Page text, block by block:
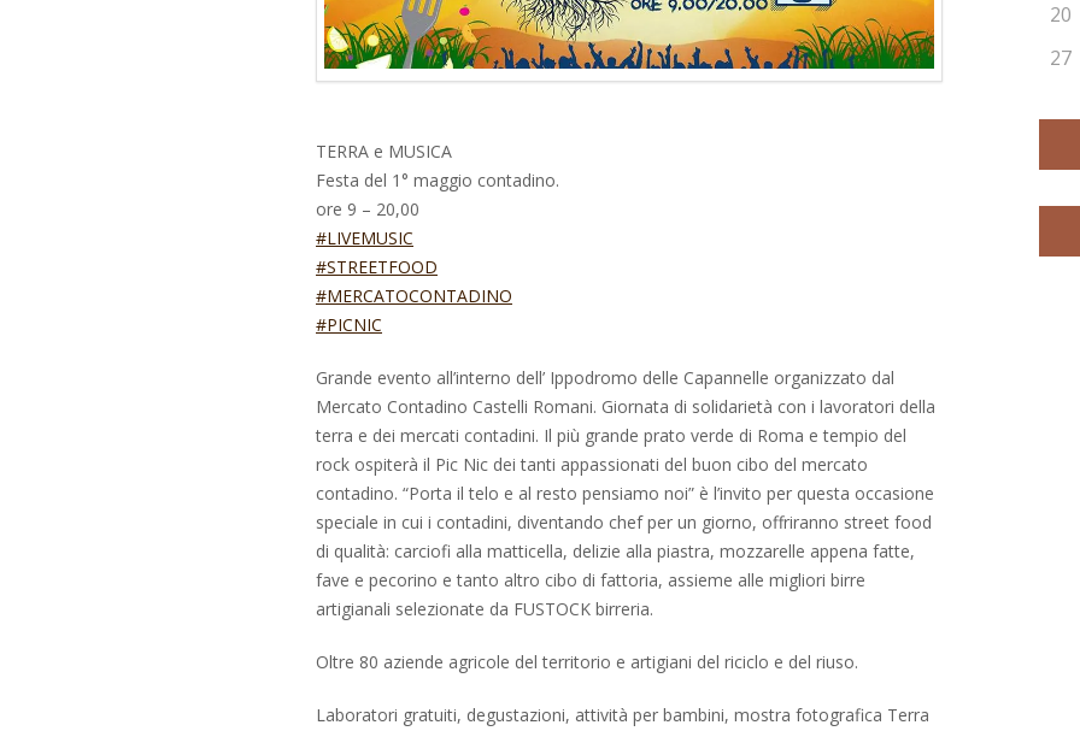
TERRA e MUSICA
Festa del 1° maggio contadino.
ore 9 – 20,00
#LIVEMUSIC
#STREETFOOD
#MERCATOCONTADINO
#PICNIC
Grande evento all’interno dell’ Ippodromo delle Capannelle organizzato dal
Mercato Contadino Castelli Romani. Giornata di solidarietà con i lavoratori della
terra e dei mercati contadini. Il più grande prato verde di Roma e tempio del
rock ospiterà il Pic Nic dei tanti appassionati del buon cibo del mercato
contadino. “Porta il telo e al resto pensiamo noi” è l’invito per questa occasione
speciale in cui i contadini, diventando chef per un giorno, offriranno street food
di qualità: carciofi alla matticella, delizie alla piastra, mozzarelle appena fatte,
fave e pecorino e tanto altro cibo di fattoria, assieme alle migliori birre
artigianali selezionate da FUSTOCK birreria.
Oltre 80 aziende agricole del territorio e artigiani del riciclo e del riuso.
Laboratori gratuiti, degustazioni, attività per bambini, mostra fotografica Terra
20
27